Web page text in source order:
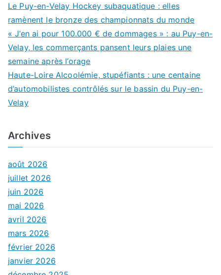
Le Puy-en-Velay Hockey subaquatique : elles
ramènent le bronze des championnats du monde
« J’en ai pour 100.000 € de dommages » : au Puy-en-
Velay, les commerçants pansent leurs plaies une
semaine après l’orage
Haute-Loire Alcoolémie, stupéfiants : une centaine
d’automobilistes contrôlés sur le bassin du Puy-en-
Velay
Archives
août 2026
juillet 2026
juin 2026
mai 2026
avril 2026
mars 2026
février 2026
janvier 2026